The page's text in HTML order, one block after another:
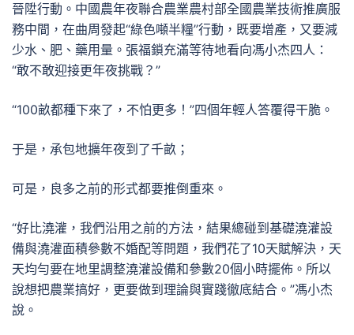
晉陞行動。中國農年夜聯合農業農村部全國農業技術推廣服
務中間，在曲周發起“綠色噸半糧”行動，既要增產，又要減
少水、肥、藥用量。張福鎖充滿等待地看向馮小杰四人：
“敢不敢迎接更年夜挑戰？”
“100畝都種下來了，不怕更多！”四個年輕人答覆得干脆。
于是，承包地擴年夜到了千畝；
可是，良多之前的形式都要推倒重來。
“好比澆灌，我們沿用之前的方法，結果總碰到基礎澆灌設
備與澆灌面積參數不婚配等問題，我們花了10天賦解決，天
天均勻要在地里調整澆灌設備和參數20個小時擺佈。所以
說想把農業搞好，更要做到理論與實踐徹底結合。”馮小杰
說。